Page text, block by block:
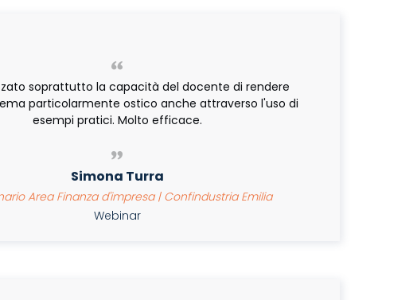
soprattutto la capacità del docente di rendere
particolarmente ostico anche attraverso l'uso di
esempi pratici. Molto efficace.
Simona Turra
Area Finanza d'impresa | Confindustria Emilia
Webinar